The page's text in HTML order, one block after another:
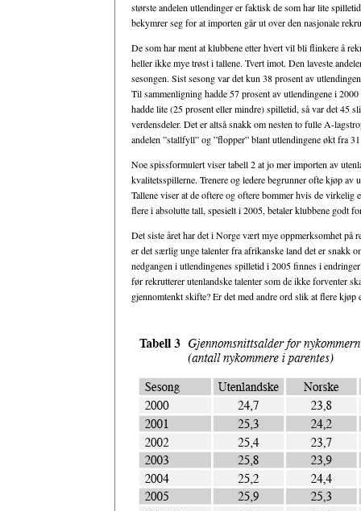
største andelen utlendinger er faktisk de som har lite
bekymrer seg for at importen går ut over den nasjonale
De som har ment at klubbene etter hvert vil bli flinkere å
heller ikke mye trøst i tallene. Tvert imot. Den laveste
sesongen. Sist sesong var det kun 38 prosent av
Til sammenligning hadde 57 prosent av utlendingene i
hadde lite (25 prosent eller mindre) spilletid, så var det 45
verdensdeler. Det er altså snakk om nesten to fulle A-
andelen ”stallfyll” og ”flopper” blant utlendingene økt fra
Noe spissformulert viser tabell 2 at jo mer importen av
kvalitetsspillerne. Trenere og ledere begrunner ofte kjøp av
Tallene viser at de oftere og oftere bommer hvis de
flere i absolutte tall, spesielt i 2005, betaler klubbene godt
Det siste året har det i Norge vært mye oppmerksomhet
er det særlig unge talenter fra afrikanske land det er snakk
nedgangen i utlendingenes spilletid i 2005 finnes i
før rekrutterer utenlandske talenter som de ikke forventer
gjennomtenkt skifte? Er det med andre ord slik at flere